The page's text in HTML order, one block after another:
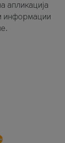
апликација
информации